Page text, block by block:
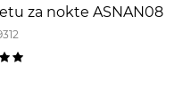
za nokte ASNAN08